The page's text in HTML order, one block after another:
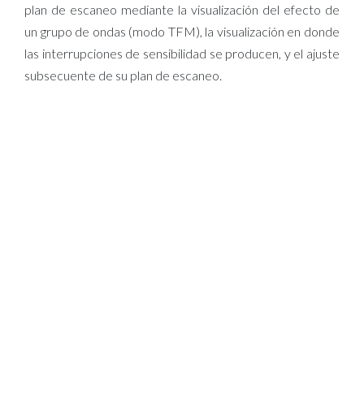
plan de escaneo mediante la visualización del efecto de
un grupo de ondas (modo TFM), la visualización en donde
las interrupciones de sensibilidad se producen, y el ajuste
subsecuente de su plan de escaneo.